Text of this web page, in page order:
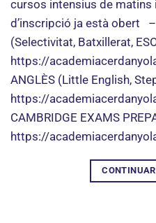
cursos intensius de matins
d’inscripció ja està obert
(Selectivitat, Batxillerat,
https://
ANGLÈS (Little English,
https://
CAMBRIDGE EXAMS
https://